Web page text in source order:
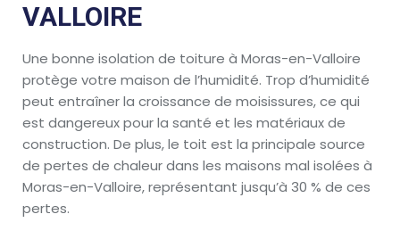
VALLOIRE
Une bonne isolation de toiture à Moras-en-Valloire
protège votre maison de l’humidité. Trop d’humidité
peut entraîner la croissance de moisissures, ce qui
est dangereux pour la santé et les matériaux de
construction. De plus, le toit est la principale source
de pertes de chaleur dans les maisons mal isolées à
Moras-en-Valloire, représentant jusqu’à 30 % de ces
pertes.